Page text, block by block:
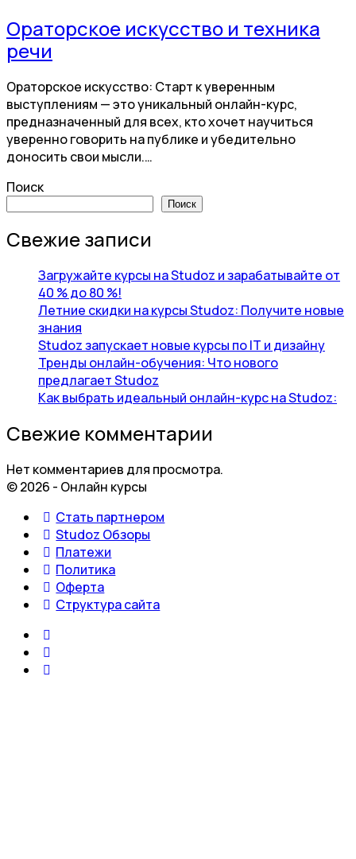
Ораторское искусство и техника
речи
Ораторское искусство: Старт к уверенным
выступлениям — это уникальный онлайн-курс,
предназначенный для всех, кто хочет научиться
уверенно говорить на публике и убедительно
доносить свои мысли.…
Поиск
Поиск
Свежие записи
Загружайте курсы на Studoz и зарабатывайте от
40 % до 80 %!
Летние скидки на курсы Studoz: Получите новые
знания
Studoz запускает новые курсы по IT и дизайну
Тренды онлайн-обучения: Что нового
предлагает Studoz
Как выбрать идеальный онлайн-курс на Studoz:
Свежие комментарии
Нет комментариев для просмотра.
© 2026 - Онлайн курсы
Стать партнером
Studoz Обзоры
Платежи
Политика
Оферта
Структура сайта